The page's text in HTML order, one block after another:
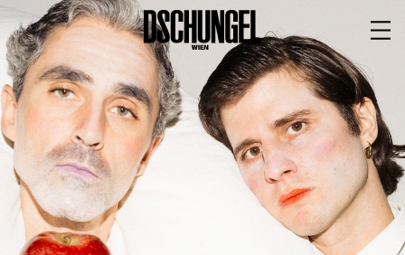
BARRIEREFREI
PROGRAMM
Spielplan
Vorstellungen
Festivals
Wild & Schön Festival
Gastspiele